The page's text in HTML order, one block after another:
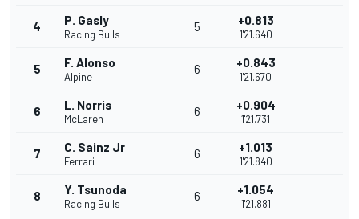
4 P. Gasly
Racing Bulls
5 +0.813
1'21.640
5 F. Alonso
Alpine
6 +0.843
1'21.670
6 L. Norris
McLaren
6 +0.904
1'21.731
7 C. Sainz Jr
Ferrari
6 +1.013
1'21.840
8 Y. Tsunoda
Racing Bulls
6 +1.054
1'21.881